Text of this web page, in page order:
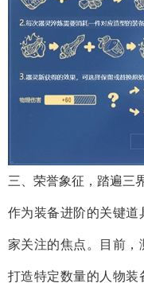
三、荣誉象征，踏遍三
作为装备进阶的关键
家关注的焦点。目前，
打造特定数量的人物